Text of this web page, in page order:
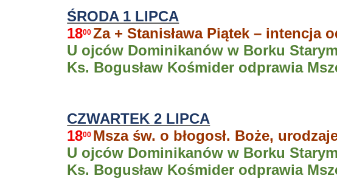
ŚRODA 1 LIPCA
1800 Za + Stanisława Piątek – intencja
U ojców Dominikanów w Borku
Ks. Bogusław Kośmider odprawia
CZWARTEK 2 LIPCA
1800 Msza św. o błogosł. Boże,
U ojców Dominikanów w Borku
Ks. Bogusław Kośmider odprawia